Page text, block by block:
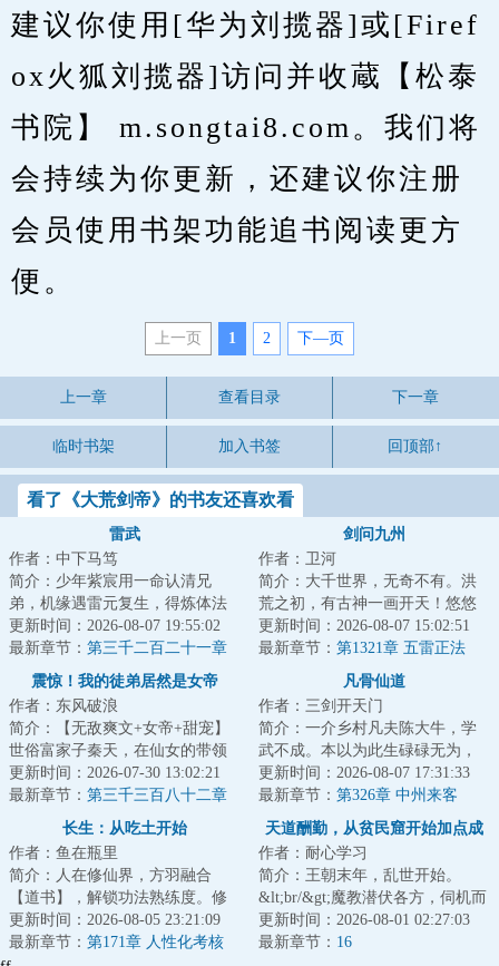
建议你使用[华为刘揽器]或[Firef
ox火狐刘揽器]访问并收蔵【松泰
书院】 m.songtai8.com。我们将
会持续为你更新，还建议你注册
会员使用书架功能追书阅读更方
便。
上一页 1 2 下—页
上一章 查看目录 下一章
临时书架 加入书签 回顶部↑
看了《大荒剑帝》的书友还喜欢看
雷武
作者：中下马笃
简介：少年紫宸用一命认清兄
弟，机缘遇雷元复生，得炼体法
诀，踏上强者之路。雷电淬圣
体，造化铸天途！以...
更新时间：2026-08-07 19:55:02
最新章节： 第三千二百二十一章
帝灵之力
剑问九州
作者：卫河
简介：大千世界，无奇不有。洪
荒之初，有古神一画开天！悠悠
太古，有百家祖师，笑斩仙人。
蛮荒降临，有大...
更新时间：2026-08-07 15:02:51
最新章节： 第1321章 五雷正法
震惊！我的徒弟居然是女帝
作者：东风破浪
简介：【无敌爽文+女帝+甜宠】
世俗富家子秦天，在仙女的带领
下加入了昆仑剑派，成为了昆仑
小师叔。觉醒签...
更新时间：2026-07-30 13:02:21
最新章节： 第三千三百八十二章
凡骨仙道
作者：三剑开天门
简介：一介乡村凡夫陈大牛，学
武不成。本以为此生碌碌无为，
索性回归山野想做个老农，却阴
差阳错踏入仙门...
更新时间：2026-08-07 17:31:33
最新章节： 第326章 中州来客
长生：从吃土开始
作者：鱼在瓶里
简介：人在修仙界，方羽融合
【道书】，解锁功法熟练度。修
仙第一天，谨小慎微，努力吃土
当牛马。修仙第二...
更新时间：2026-08-05 23:21:09
最新章节： 第171章 人性化考核
天道酬勤，从贫民窟开始加点成
作者：耐心学习
简介：王朝末年，乱世开始。
&lt;br/&gt;魔教潜伏各方，伺机而
动。叛军揭竿而起，争伐频频。
&lt;br/&gt;宗...
更新时间：2026-08-01 02:27:03
最新章节： 16